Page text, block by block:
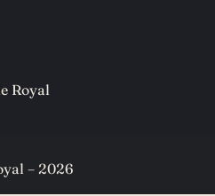
Royal
– 2026